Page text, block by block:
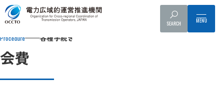
SEARCH
Top 会費
Procedure 各種手続き
会費